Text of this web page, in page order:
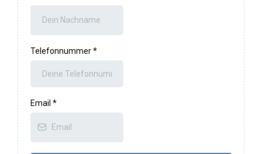
Telefonnummer*
Email *